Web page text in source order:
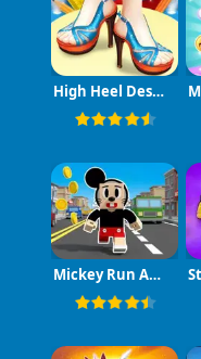
High Heel Design
Mickey Run Adventure Game